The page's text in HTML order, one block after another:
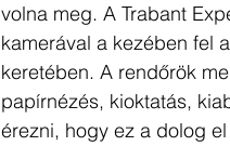
volna meg. A Trabant
kamerával a kezében fel
keretében. A rendőrök
papírnézés, kioktatás,
érezni, hogy ez a dolog